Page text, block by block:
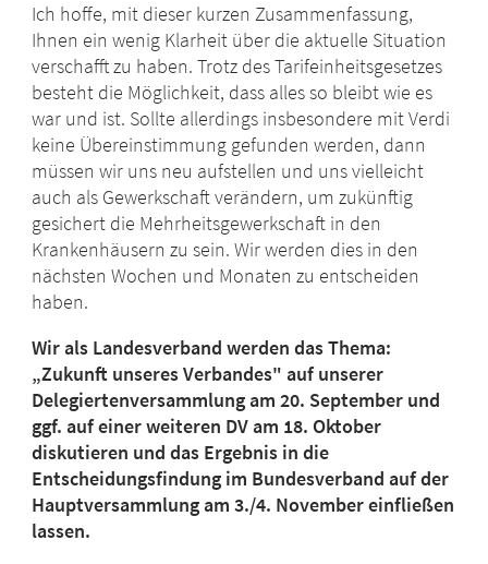
Ich hoffe, mit dieser kurzen Zusammenfassung,
Ihnen ein wenig Klarheit über die aktuelle Situation
verschafft zu haben. Trotz des Tarifeinheitsgesetzes
besteht die Möglichkeit, dass alles so bleibt wie es
war und ist. Sollte allerdings insbesondere mit Verdi
keine Übereinstimmung gefunden werden, dann
müssen wir uns neu aufstellen und uns vielleicht
auch als Gewerkschaft verändern, um zukünftig
gesichert die Mehrheitsgewerkschaft in den
Krankenhäusern zu sein. Wir werden dies in den
nächsten Wochen und Monaten zu entscheiden
haben.
Wir als Landesverband werden das Thema:
„Zukunft unseres Verbandes" auf unserer
Delegiertenversammlung am 20. September und
ggf. auf einer weiteren DV am 18. Oktober
diskutieren und das Ergebnis in die
Entscheidungsfindung im Bundesverband auf der
Hauptversammlung am 3./4. November einfließen
lassen.